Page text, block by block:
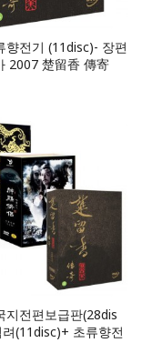
향전기 (11disc)- 장편
2007 楚留香 傳寄
지전편보급판(28dis
(11disc)+ 초류향전